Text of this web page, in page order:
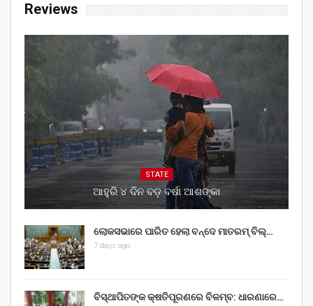
Reviews
STATE
ଆହୁରି ୪ ଦିନ ବଡ଼ ବର୍ଷା ଆଶଙ୍କା
ଲୋକସଭାରେ ପାରିତ ହେଲା ବନ୍ଦେ ମାତରମ୍‌ ବିଲ୍‌…
7 days ago
ବିସ୍ଥାପିତଙ୍କ କ୍ଷତିପୂରଣରେ ବିଳମ୍ବ: ଧାରଣାରେ…